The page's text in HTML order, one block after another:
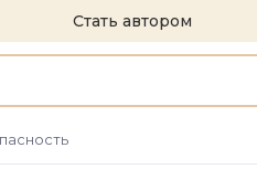
Стать автором